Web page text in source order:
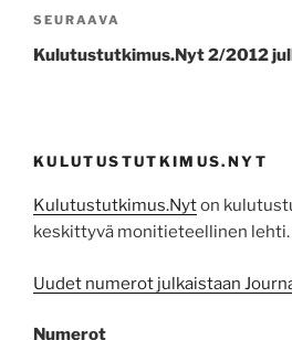
Seuraava
artikkeli
SEURAAVA
Kulutustutkimus.Nyt 2/2012
KULUTUSTUTKIMUS.NYT
Kulutustutkimus.Nyton
keskittyvä monitieteellinen lehti.
Uudet numerot julkaistaan
Numerot